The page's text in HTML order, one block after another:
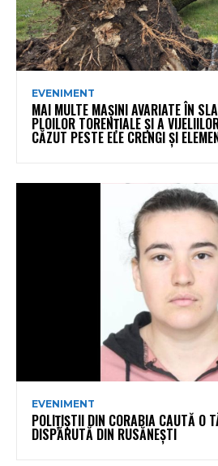
EVENIMENT
MAI MULTE MAȘINI AVARIATE ÎN
PLOILOR TORENȚIALE ȘI A
CĂZUT PESTE ELE CRENGI ȘI
EVENIMENT
POLIȚIȘTII DIN CORABIA CAUTĂ O
DISPĂRUTĂ DIN RUSĂNEȘTI